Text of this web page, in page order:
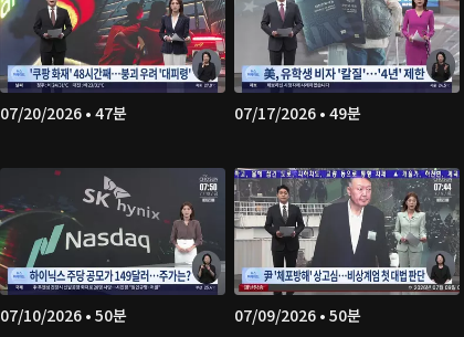
07/20/2026 • 47분 07/17/2026 • 49분
07/10/2026 • 50분 07/09/2026 • 50분